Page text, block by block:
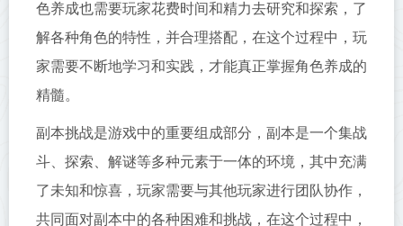
色养成也需要玩家花费时间和精力去研究和探索，了
解各种角色的特性，并合理搭配，在这个过程中，玩
家需要不断地学习和实践，才能真正掌握角色养成的
精髓。
副本挑战是游戏中的重要组成部分，副本是一个集战
斗、探索、解谜等多种元素于一体的环境，其中充满
了未知和惊喜，玩家需要与其他玩家进行团队协作，
共同面对副本中的各种困难和挑战，在这个过程中，